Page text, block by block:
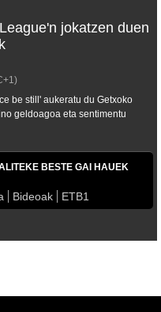
jokatzen duen
be still' aukeratu du Getxoko
geldoagoa eta sentimentu
BESTE GAI HAUEK
Bideoak ETB1